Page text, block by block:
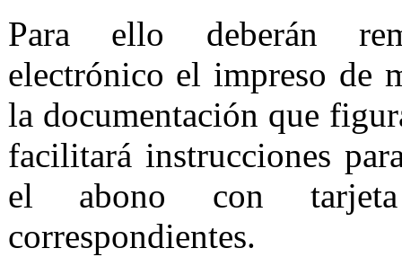
Para ello deberán
electrónico el impreso de
la documentación que
facilitará instrucciones
el abono con
correspondientes.